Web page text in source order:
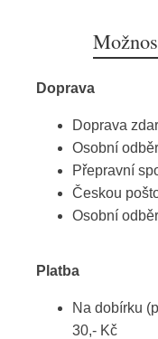
Doprava
Doprava
Osobní
Přepravní
Českou
Osobní
Platba
Na dobírku
30,- Kč